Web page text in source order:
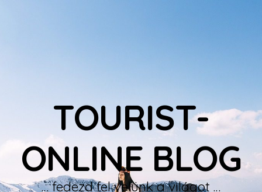
TOURIST-
ONLINE BLOG
… fedezd fel velünk a világot …